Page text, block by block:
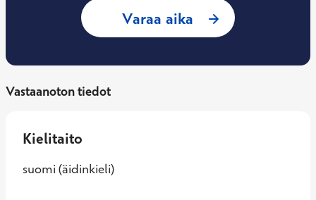
Varaa aika : Hanna Pajari,
Vastaanoton tiedot
Kielitaito
suomi (äidinkieli)